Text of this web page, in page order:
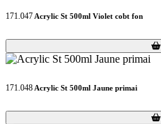
171.047 Acrylic St 500ml Violet cobt fon
Loading...
Loading...
171.048 Acrylic St 500ml Jaune primai
Loading...
Loading...